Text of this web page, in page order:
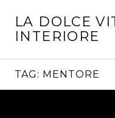
contenuto
LA DOLCE
INTERIORE
TAG: MENTORE